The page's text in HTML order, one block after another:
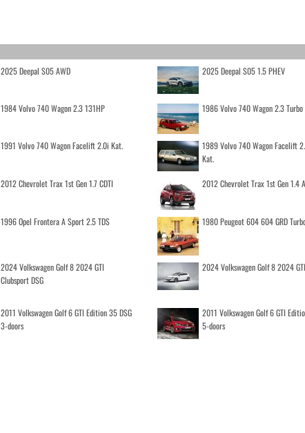
2025 Deepal S05 AWD 2025 Deepal S05 1.5 PHEV
1984 Volvo 740 Wagon 2.3 131HP 1986 Volvo 740 Wagon 2.3
1991 Volvo 740 Wagon Facelift 2.0i Kat.
1989 Volvo 740 Wagon Facelift
Kat.
2012 Chevrolet Trax 1st Gen 1.7 CDTI 2012 Chevrolet Trax 1st Gen 1.4
1996 Opel Frontera A Sport 2.5 TDS 1980 Peugeot 604 604 GRD
2024 Volkswagen Golf 8 2024 GTI
Clubsport DSG
2024 Volkswagen Golf 8 2024
2011 Volkswagen Golf 6 GTI Edition 35 DSG
3-doors
2011 Volkswagen Golf 6 GTI
5-doors